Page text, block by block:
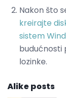
Nakon što
kreirajte
sistem
budućnosti
lozinke.
Alike posts